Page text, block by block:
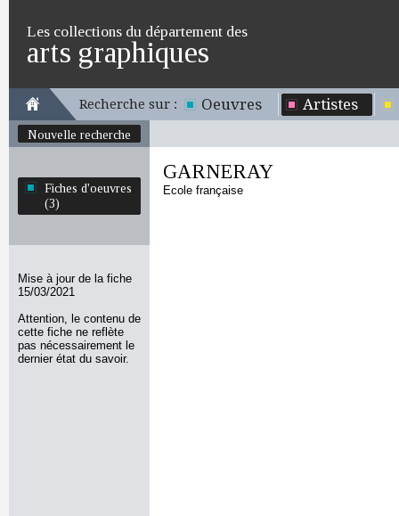
Les collections du département des
arts graphiques
Recherche sur : Oeuvres Artistes
Nouvelle recherche
Fiches d'oeuvres
(3)
Mise à jour de la fiche
15/03/2021
Attention, le contenu de
cette fiche ne reflète
pas nécessairement le
dernier état du savoir.
GARNERAY
Ecole française